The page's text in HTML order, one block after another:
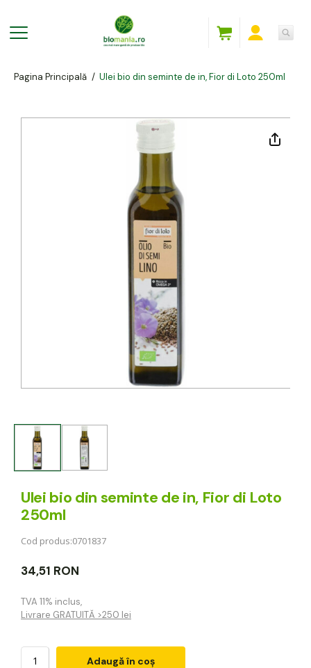
Pagina Principală / Ulei bio din seminte de in, Fior di Loto 250ml
Ulei bio din seminte de in, Fior di Loto
250ml
Cod produs:0701837
34,51 RON
TVA 11% inclus,
Livrare GRATUITĂ >250 lei
Adaugă în coș